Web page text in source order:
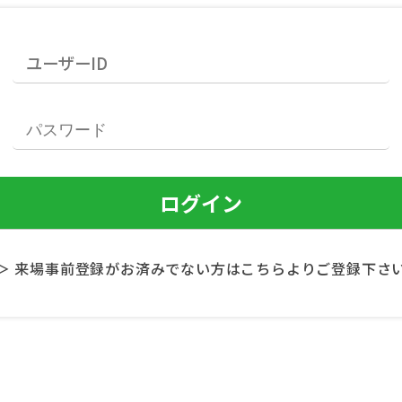
来場事前登録がお済みでない方はこちらよりご登録下さ